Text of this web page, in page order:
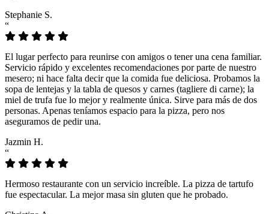
Stephanie S.
“
El lugar perfecto para reunirse con amigos o tener una cena familiar.
Servicio rápido y excelentes recomendaciones por parte de nuestro
mesero; ni hace falta decir que la comida fue deliciosa. Probamos la
sopa de lentejas y la tabla de quesos y carnes (tagliere di carne); la
miel de trufa fue lo mejor y realmente única. Sirve para más de dos
personas. Apenas teníamos espacio para la pizza, pero nos
aseguramos de pedir una.
Jazmin H.
“
Hermoso restaurante con un servicio increíble. La pizza de tartufo
fue espectacular. La mejor masa sin gluten que he probado.